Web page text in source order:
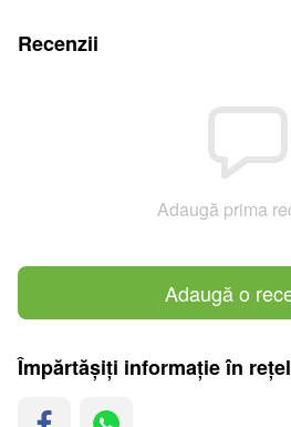
Recenzii
Adaugă prima
Adaugă o
Împărtășiți informație în